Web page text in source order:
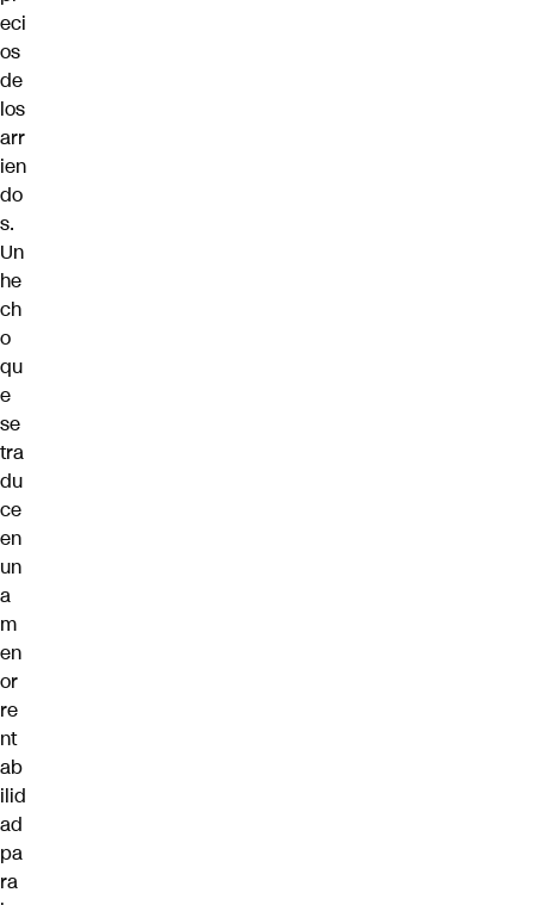
eci
os
de
los
arr
ien
do
s.
Un
he
ch
o
qu
e
se
tra
du
ce
en
un
a
m
en
or
re
nt
ab
ilid
ad
pa
ra